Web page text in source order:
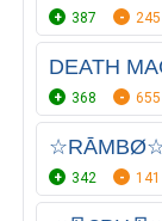
387 245
DEATH
368 655
342 141